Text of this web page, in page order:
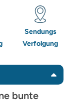
Sendungs
Verfolgung
bunte